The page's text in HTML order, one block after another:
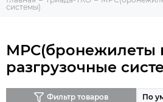
системы)
МРС(бронежилеты
разгрузочные
Фильтр товаров